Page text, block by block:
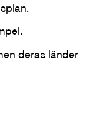
deras länder